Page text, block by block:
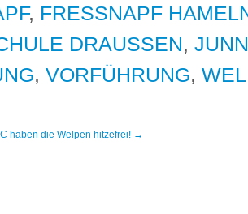
, FRESSNAPF
DRAUSSEN,
, VORFÜHRUNG,
haben die Welpen hitzefrei! →